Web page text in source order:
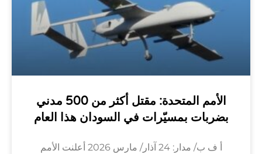
الأمم المتحدة: مقتل أكثر من 500 مدني
بضربات بمسيّرات في السودان هذا العام
أ ف ب/ مدار: 24 آذار/ مارس 2026 أعلنت الأمم